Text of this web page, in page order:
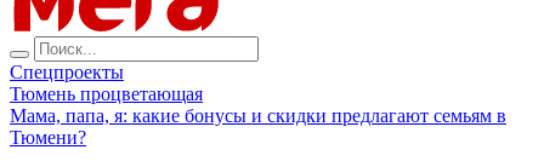
Спецпроекты
Тюмень процветающая
Мама, папа, я: какие бонусы и скидки предлагают семьям в
Тюмени?